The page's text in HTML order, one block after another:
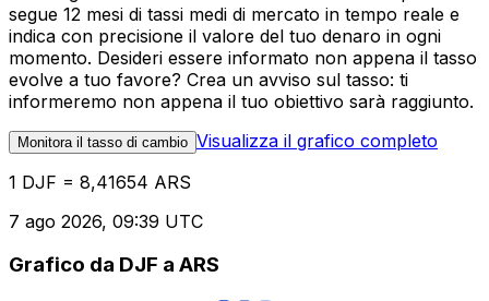
segue 12 mesi di tassi medi di mercato in tempo reale e
indica con precisione il valore del tuo denaro in ogni
momento. Desideri essere informato non appena il tasso
evolve a tuo favore? Crea un avviso sul tasso: ti
informeremo non appena il tuo obiettivo sarà raggiunto.
Monitora il tasso di cambio Visualizza il grafico completo
1 DJF = 8,41654 ARS
7 ago 2026, 09:39 UTC
Grafico da DJF a ARS